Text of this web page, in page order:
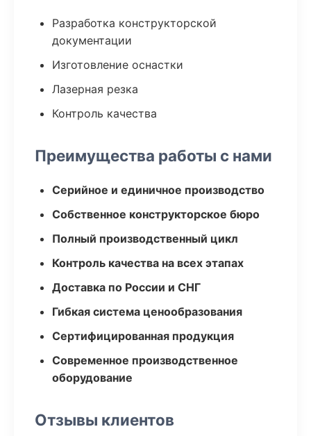
Разработка конструкторской
документации
Изготовление оснастки
Лазерная резка
Контроль качества
Преимущества работы с нами
Серийное и единичное производство
Собственное конструкторское бюро
Полный производственный цикл
Контроль качества на всех этапах
Доставка по России и СНГ
Гибкая система ценообразования
Сертифицированная продукция
Современное производственное
оборудование
Отзывы клиентов